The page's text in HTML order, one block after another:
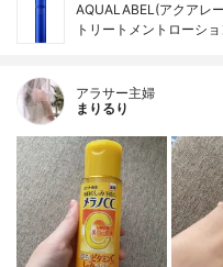
AQUALABEL(アクアレ
トリートメントローシ
アラサー主婦
まりるり